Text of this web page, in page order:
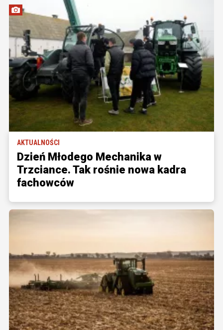
AKTUALNOŚCI
Dzień Młodego Mechanika w
Trzciance. Tak rośnie nowa kadra
fachowców